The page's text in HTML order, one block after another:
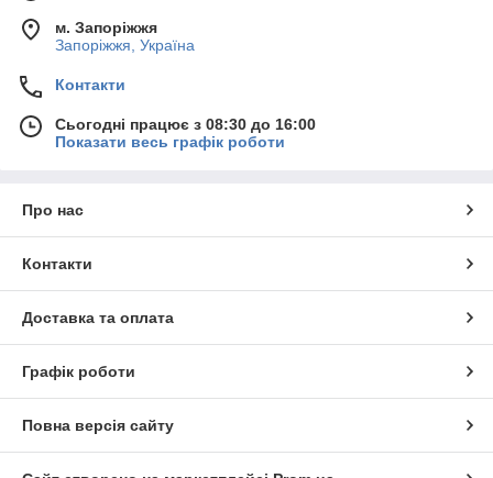
м. Запоріжжя
Запоріжжя, Україна
Контакти
Сьогодні працює з 08:30 до 16:00
Показати весь графік роботи
Про нас
Контакти
Доставка та оплата
Графік роботи
Повна версія сайту